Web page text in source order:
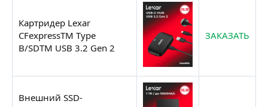
Картридер Lexar
CFexpressTM Type
B/SDTM USB 3.2 Gen 2
ЗАКАЗАТЬ
Внешний SSD-